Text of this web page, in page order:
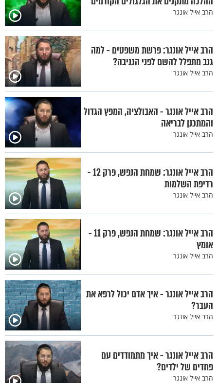
הרב אייל אונגר
הרב אייל אונגר: פרשת משפטים - למה
גנב מתפלל להשם לפני הגניבה?
הרב אייל אונגר
הרב אייל אונגר - האבולציה, המפץ הגדול
והמתכנן לבריאה
הרב אייל אונגר
הרב אייל אונגר: שמחת הנפש, פרק 12 -
רדיפת השלמות
הרב אייל אונגר
הרב אייל אונגר: שמחת הנפש, פרק 11 -
אומץ
הרב אייל אונגר
הרב אייל אונגר - איך אדם יכול לרפא את
העבר?
הרב אייל אונגר
הרב אייל אונגר - איך מתמודדים עם
פחדים של ילדים?
הרב אייל אונגר